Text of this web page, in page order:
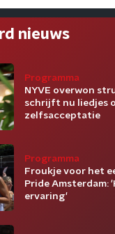
nieuws
Programma
NYVE overwon
schrijft nu liedjes
zelfsacceptatie
Programma
Froukje voor het
Pride Amsterdam:
ervaring'